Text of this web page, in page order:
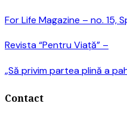
For Life Magazine – no. 15,
Revista “Pentru Viață” –
„Să privim partea plină a
Contact